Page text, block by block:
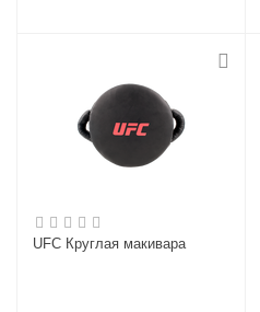
UFC Круглая макивара